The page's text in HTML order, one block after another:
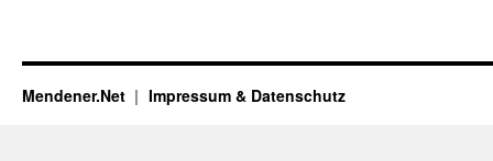
Mendener.Net Impressum & Datenschutz